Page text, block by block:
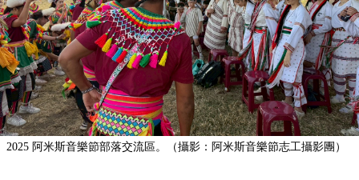
2025 阿米斯音樂節部落交流區。（攝影：阿米斯音樂節志工攝影團）